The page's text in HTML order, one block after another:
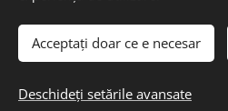
Creat cuWebnode
Acceptați doar ce e necesar
Deschideți setările avansate